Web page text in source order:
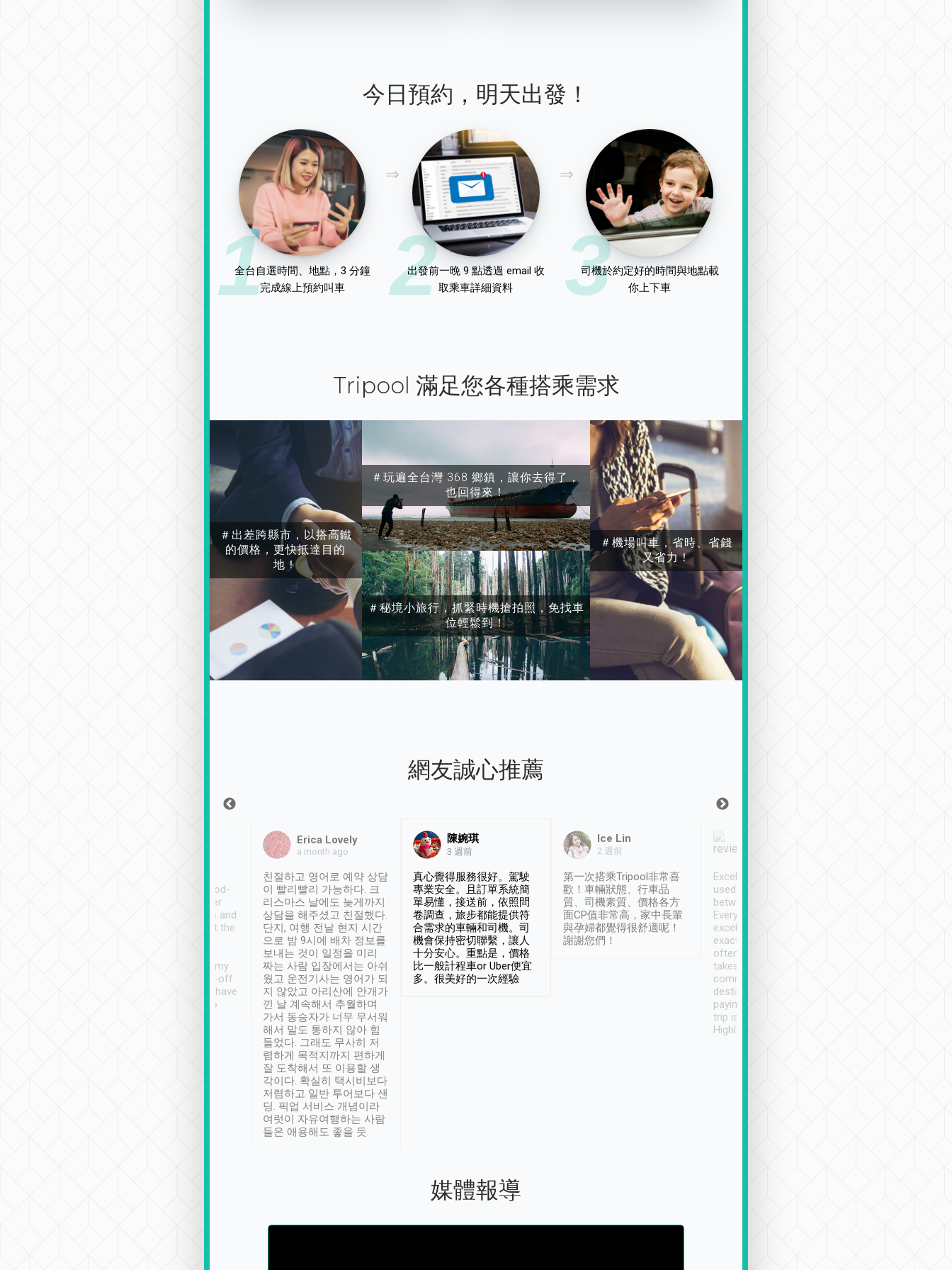
今日預約，明天出發！
1
全台自選時間、地點，3 分鐘
完成線上預約叫車
2
出發前一晚 9 點透過 email 收
取乘車詳細資料
3
司機於約定好的時間與地點載
你上下車
Tripool 滿足您各種搭乘需求
＃出差跨縣市，以搭高鐵
的價格，更快抵達目的
地！
＃玩遍全台灣 368 鄉鎮，讓你去得了，
也回得來！
＃秘境小旅行，抓緊時機搶拍照，免找車
位輕鬆到！
＃機場叫車，省時、省錢
又省力！
網友誠心推薦
service, vehicles in good-
condition and the driver
service was awesome and
thoughtful. Driver went the
have safely arrived at my
destination after drop-off.
Definitely something I have
not seen elsewhere 👍
Erica Lovely
a month ago
친절하고 영어로 예약 상담
이 빨리빨리 가능하다. 크
리스마스 날에도 늦게까지
상담을 해주셨고 친절했다.
단지, 여행 전날 현지 시간
으로 밤 9시에 배차 정보를
보내는 것이 일정을 미리
짜는 사람 입장에서는 아쉬
웠고 운전기사는 영어가 되
지 않았고 아리산에 안개가
낀 날 계속해서 추월하며
가서 동승자가 너무 무서워
해서 말도 통하지 않아 힘
들었다. 그래도 무사히 저
렴하게 목적지까지 편하게
잘 도착해서 또 이용할 생
각이다. 확실히 택시비보다
저렴하고 일반 투어보다 샌
딩. 픽업 서비스 개념이라
여럿이 자유여행하는 사람
들은 애용해도 좋을 듯.
陳婉琪
3 週前
真心覺得服務很好。駕駛
專業安全。且訂單系統簡
單易懂，接送前，依照問
卷調查，旅步都能提供符
合需求的車輛和司機。司
機會保持密切聯繫，讓人
十分安心。重點是，價格
比一般計程車or Uber便宜
多。很美好的一次經驗
Ice Lin
2 週前
第一次搭乘Tripool非常喜
歡！車輛狀態、行車品
質、司機素質、價格各方
面CP值非常高，家中長輩
與孕婦都覺得很舒適呢！
謝謝您們！
Excellent service. We have
used Tripool to travel
between cities in Taiwan.
Every driver has been
excellent and arrives
exactly on time. As there is
often limited English it
takes the difficulty out of
communicating the
destination details and
paying online prior to the
trip is very convenient.
Highly recommended
媒體報導